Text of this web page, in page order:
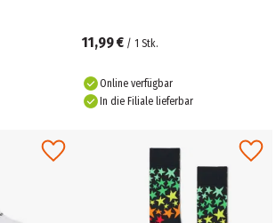
11,99 € / 1 Stk.
Online verfügbar
In die Filiale lieferbar